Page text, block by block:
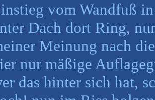
vom Wandfuß
Dach dort Ring,
Meinung nach
nur mäßige
das hinter sich hat,